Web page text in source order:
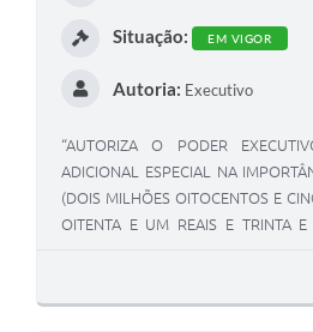
Situação: EM VIGOR
Autoria: Executivo
“AUTORIZA O PODER
ADICIONAL ESPECIAL NA
(DOIS MILHÕES OITOCENTOS E
OITENTA E UM REAIS E TRINTA E